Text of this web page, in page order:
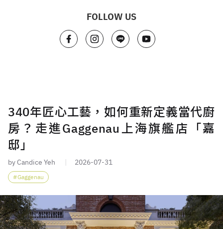
FOLLOW US
340年匠心工藝，如何重新定義當代廚
房？走進Gaggenau上海旗艦店「嘉
邸」
by Candice Yeh 2026-07-31
Gaggenau